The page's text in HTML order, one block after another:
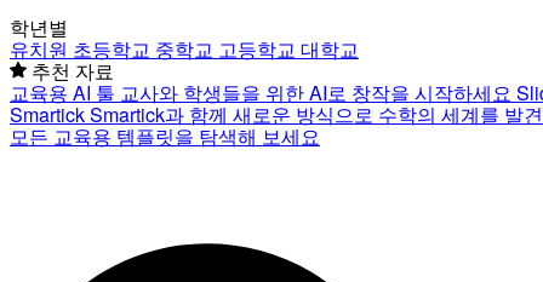
학년별
유치원 초등학교 중학교 고등학교 대학교
추천 자료
교육용 AI 툴 교사와 학생들을 위한 AI로 창작을 시작하세요
SmartickSmartick과 함께 새로운 방식으로 수학의 세계를 발
모든 교육용 템플릿을 탐색해 보세요